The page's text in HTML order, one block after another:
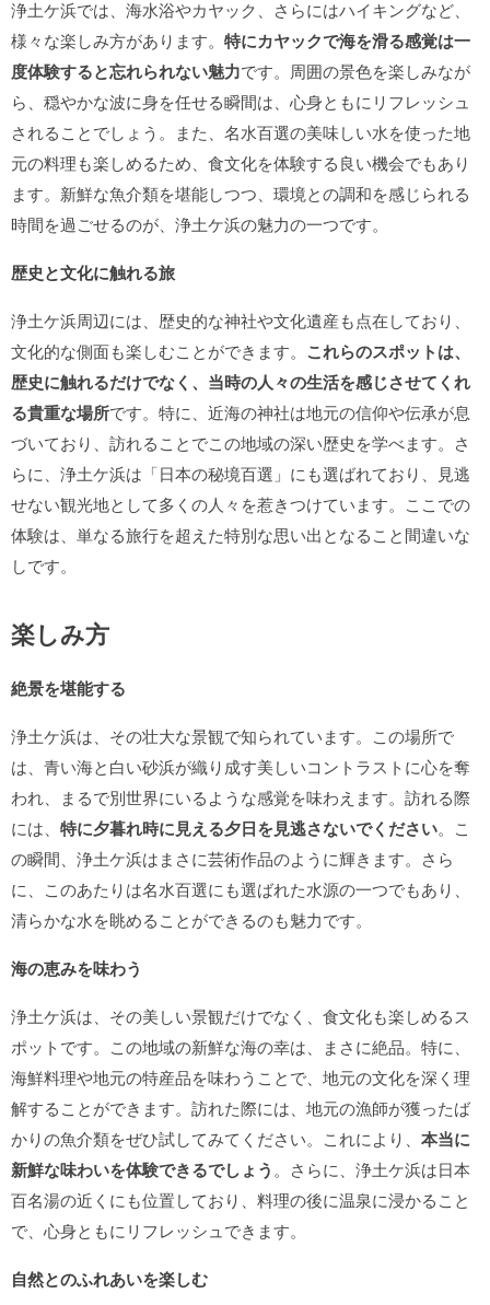
浄土ケ浜では、海水浴やカヤック、さらにはハイキングなど、
様々な楽しみ方があります。 特にカヤックで海を滑る感覚は一
度体験すると忘れられない魅力です。周囲の景色を楽しみなが
ら、穏やかな波に身を任せる瞬間は、心身ともにリフレッシュ
されることでしょう。また、名水百選の美味しい水を使った地
元の料理も楽しめるため、食文化を体験する良い機会でもあり
ます。新鮮な魚介類を堪能しつつ、環境との調和を感じられる
時間を過ごせるのが、浄土ケ浜の魅力の一つです。
歴史と文化に触れる旅
浄土ケ浜周辺には、歴史的な神社や文化遺産も点在しており、
文化的な側面も楽しむことができます。 これらのスポットは、
歴史に触れるだけでなく、当時の人々の生活を感じさせてくれ
る貴重な場所です。特に、近海の神社は地元の信仰や伝承が息
づいており、訪れることでこの地域の深い歴史を学べます。さ
らに、浄土ケ浜は「日本の秘境百選」にも選ばれており、見逃
せない観光地として多くの人々を惹きつけています。ここでの
体験は、単なる旅行を超えた特別な思い出となること間違いな
しです。
楽しみ方
絶景を堪能する
浄土ケ浜は、その壮大な景観で知られています。この場所で
は、青い海と白い砂浜が織り成す美しいコントラストに心を奪
われ、まるで別世界にいるような感覚を味わえます。訪れる際
には、 特に夕暮れ時に見える夕日を見逃さないでください。こ
の瞬間、浄土ケ浜はまさに芸術作品のように輝きます。さら
に、このあたりは名水百選にも選ばれた水源の一つでもあり、
清らかな水を眺めることができるのも魅力です。
海の恵みを味わう
浄土ケ浜は、その美しい景観だけでなく、食文化も楽しめるス
ポットです。この地域の新鮮な海の幸は、まさに絶品。特に、
海鮮料理や地元の特産品を味わうことで、地元の文化を深く理
解することができます。訪れた際には、地元の漁師が獲ったば
かりの魚介類をぜひ試してみてください。これにより、 本当に
新鮮な味わいを体験できるでしょう 。さらに、浄土ケ浜は日本
百名湯の近くにも位置しており、料理の後に温泉に浸かること
で、心身ともにリフレッシュできます。
自然とのふれあいを楽しむ